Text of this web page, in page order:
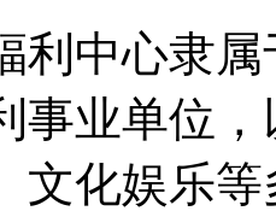
利中心隶
事业单位
文化娱乐